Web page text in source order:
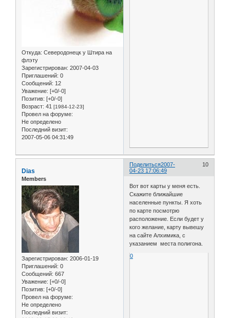
Откуда: Северодонецк у Штира на
флэту
Зарегистрирован: 2007-04-03
Приглашений: 0
Сообщений: 12
Уважение: [+0/-0]
Позитив: [+0/-0]
Возраст: 41 [1984-12-23]
Провел на форуме:
Не определено
Последний визит:
2007-05-06 04:31:49
Поделиться 10
2007-
04-23 17:06:49
Dias
Members
Зарегистрирован: 2006-01-19
Приглашений: 0
Сообщений: 667
Уважение: [+0/-0]
Позитив: [+0/-0]
Провел на форуме:
Не определено
Последний визит:
Вот вот карты у меня есть.
Скажите ближайшие
населенные пункты. Я хоть
по карте посмотрю
расположение. Если будет у
кого желание, карту вывешу
на сайте Алхимика, с
указанием места полигона.
0